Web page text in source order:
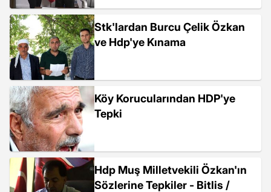
Stk'lardan Burcu Çelik Özkan
ve Hdp'ye Kınama
Köy Korucularından HDP'ye
Tepki
Hdp Muş Milletvekili Özkan'ın
Sözlerine Tepkiler - Bitlis /